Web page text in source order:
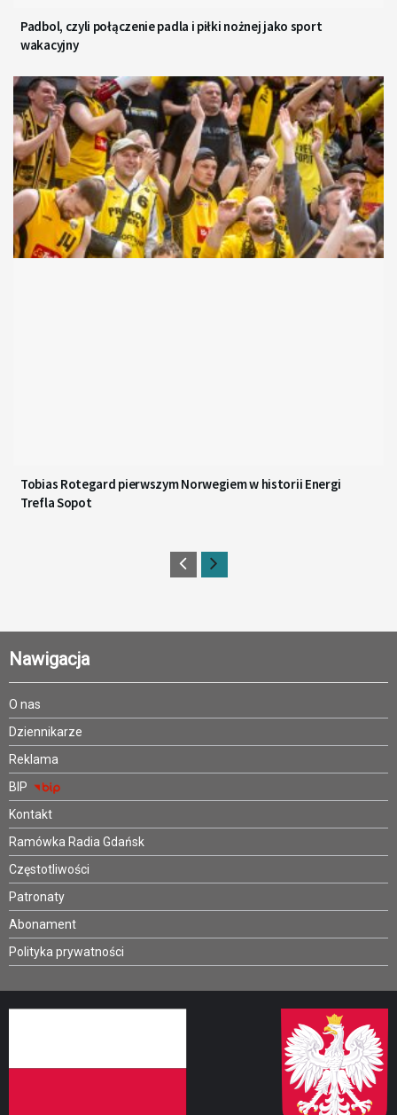
Padbol, czyli połączenie padla i piłki nożnej jako sport
wakacyjny
Tobias Rotegard pierwszym Norwegiem w historii Energi
Trefla Sopot
Nawigacja
O nas
Dziennikarze
Reklama
BIP
Kontakt
Ramówka Radia Gdańsk
Częstotliwości
Patronaty
Abonament
Polityka prywatności